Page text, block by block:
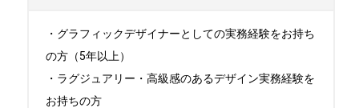
・グラフィックデザイナーとしての実務経験をお持ち
の方（5年以上）
・ラグジュアリー・高級感のあるデザイン実務経験を
お持ちの方